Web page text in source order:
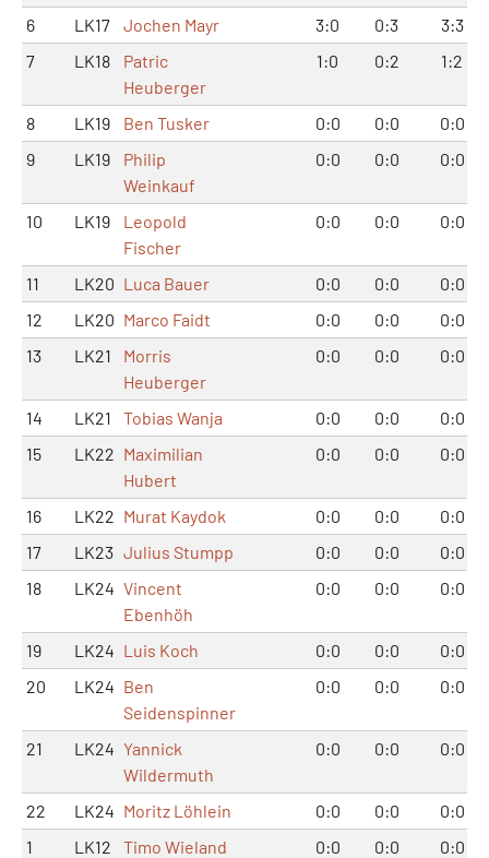
6
LK17 Jochen Mayr 3:0 0:3
3:3
7
LK18
Patric
Heuberger
1:0 0:2 1:2
8 LK19 Ben Tusker 0:0 0:0
0:0
9
LK19
Philip
Weinkauf
0:0 0:0 0:0
10 LK19
Leopold
Fischer
0:0 0:0 0:0
11 LK20 Luca Bauer 0:0 0:0
0:0
12
LK20 Marco Faidt 0:0 0:0
0:0
13
LK21
Morris
Heuberger
0:0 0:0 0:0
14 LK21 Tobias Wanja 0:0 0:0
0:0
15
LK22 Maximilian
Hubert
0:0 0:0 0:0
16 LK22 Murat Kaydok 0:0 0:0
0:0
17
LK23 Julius Stumpp 0:0 0:0
0:0
18
LK24 Vincent
Ebenhöh
0:0 0:0 0:0
19 LK24 Luis Koch 0:0 0:0
0:0
20
LK24 Ben
Seidenspinner
0:0 0:0 0:0
21 LK24 Yannick
Wildermuth
0:0 0:0 0:0
22 LK24 Moritz Löhlein 0:0 0:0
0:0
1
LK12 Timo Wieland 0:0 0:0
0:0